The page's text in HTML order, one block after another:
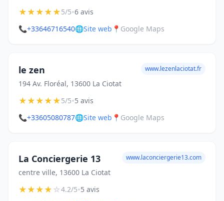
★★★★★5/5•6 avis
📞+33646716540🌐Site web 📍 Google Maps
le zen
194 Av. Floréal, 13600 La Ciotat
www.lezenlaciotat.fr
★★★★★5/5•5 avis
📞+33605080787🌐Site web 📍 Google Maps
La Conciergerie 13
centre ville, 13600 La Ciotat
www.laconciergerie13.com
★★★★☆4.2/5•5 avis